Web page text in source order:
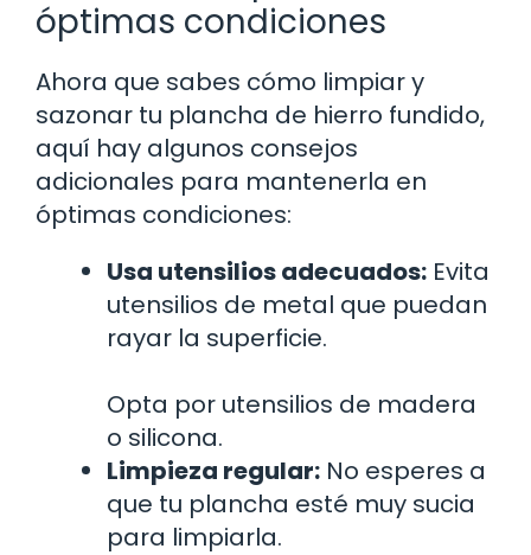
óptimas condiciones
Ahora que sabes cómo limpiar y
sazonar tu plancha de hierro fundido,
aquí hay algunos consejos
adicionales para mantenerla en
óptimas condiciones:
Usa utensilios adecuados: Evita
utensilios de metal que puedan
rayar la superficie.
Opta por utensilios de madera
o silicona.
Limpieza regular: No esperes a
que tu plancha esté muy sucia
para limpiarla.